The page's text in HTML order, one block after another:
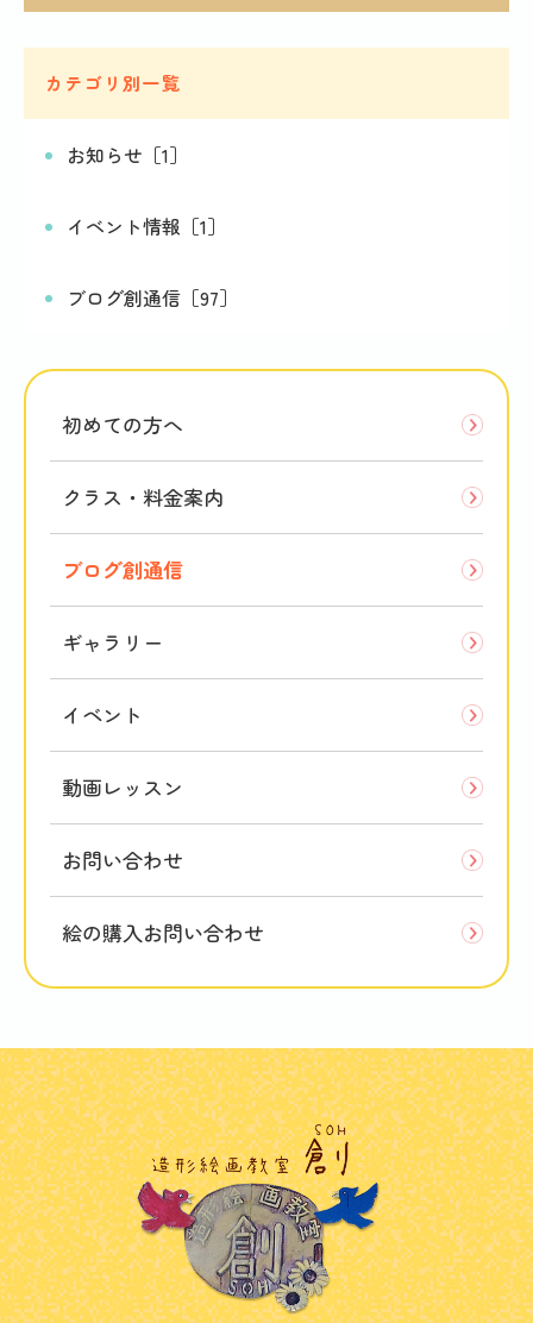
カテゴリ別一覧
お知らせ［1］
イベント情報［1］
ブログ創通信［97］
初めての方へ
クラス・料金案内
ブログ創通信
ギャラリー
イベント
動画レッスン
お問い合わせ
絵の購入お問い合わせ